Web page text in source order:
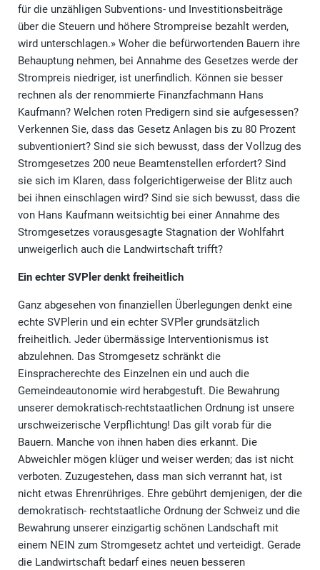
für die unzähligen Subventions- und Investitionsbeiträge
über die Steuern und höhere Strompreise bezahlt werden,
wird unterschlagen.» Woher die befürwortenden Bauern ihre
Behauptung nehmen, bei Annahme des Gesetzes werde der
Strompreis niedriger, ist unerfindlich. Können sie besser
rechnen als der renommierte Finanzfachmann Hans
Kaufmann? Welchen roten Predigern sind sie aufgesessen?
Verkennen Sie, dass das Gesetz Anlagen bis zu 80 Prozent
subventioniert? Sind sie sich bewusst, dass der Vollzug des
Stromgesetzes 200 neue Beamtenstellen erfordert? Sind
sie sich im Klaren, dass folgerichtigerweise der Blitz auch
bei ihnen einschlagen wird? Sind sie sich bewusst, dass die
von Hans Kaufmann weitsichtig bei einer Annahme des
Stromgesetzes vorausgesagte Stagnation der Wohlfahrt
unweigerlich auch die Landwirtschaft trifft?
Ein echter SVPler denkt freiheitlich
Ganz abgesehen von finanziellen Überlegungen denkt eine
echte SVPlerin und ein echter SVPler grundsätzlich
freiheitlich. Jeder übermässige Interventionismus ist
abzulehnen. Das Stromgesetz schränkt die
Einspracherechte des Einzelnen ein und auch die
Gemeindeautonomie wird herabgestuft. Die Bewahrung
unserer demokratisch-rechtstaatlichen Ordnung ist unsere
urschweizerische Verpflichtung! Das gilt vorab für die
Bauern. Manche von ihnen haben dies erkannt. Die
Abweichler mögen klüger und weiser werden; das ist nicht
verboten. Zuzugestehen, dass man sich verrannt hat, ist
nicht etwas Ehrenrühriges. Ehre gebührt demjenigen, der die
demokratisch- rechtstaatliche Ordnung der Schweiz und die
Bewahrung unserer einzigartig schönen Landschaft mit
einem NEIN zum Stromgesetz achtet und verteidigt. Gerade
die Landwirtschaft bedarf eines neuen besseren